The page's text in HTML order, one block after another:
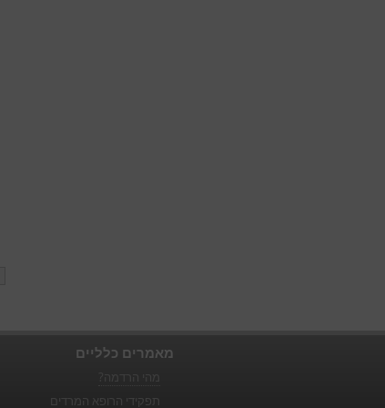
מאמרים כלליים
תפקידי הרופא המרדים